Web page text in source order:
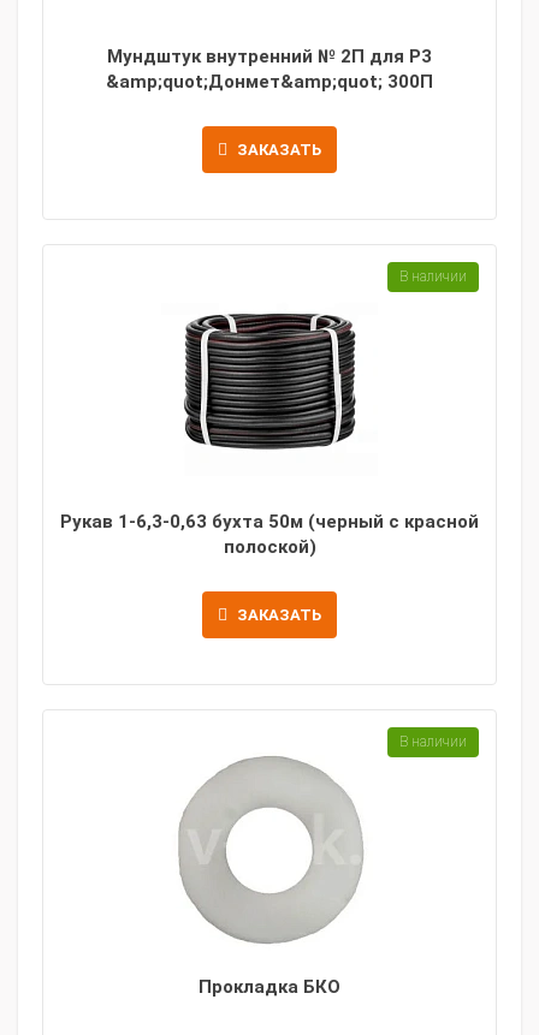
Мундштук внутренний № 2П для Р3
&amp;quot;Донмет&amp;quot; 300П
ЗАКАЗАТЬ
Рукав 1-6,3-0,63 бухта 50м (черный с красной
полоской)
ЗАКАЗАТЬ
В наличии
Прокладка БКО
В наличии